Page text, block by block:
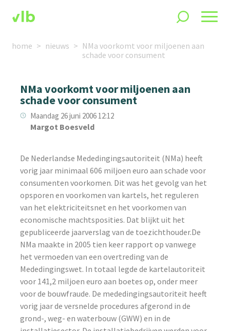
home nieuws
NMa voorkomt voor miljoenen aan
schade voor consument
NMa voorkomt voor miljoenen aan
schade voor consument
Maandag 26 juni 2006 12:12
Margot Boesveld
De Nederlandse Mededingingsautoriteit (NMa) heeft
vorig jaar minimaal 606 miljoen euro aan schade voor
consumenten voorkomen. Dit was het gevolg van het
opsporen en voorkomen van kartels, het reguleren
van het elektriciteitsnet en het voorkomen van
economische machtsposities. Dat blijkt uit het
gepubliceerde jaarverslag van de toezichthouder.De
NMa maakte in 2005 tien keer rapport op vanwege
het vermoeden van een overtreding van de
Mededingingswet. In totaal legde de kartelautoriteit
voor 141,2 miljoen euro aan boetes op, onder meer
voor de bouwfraude. De mededingingsautoriteit heeft
vorig jaar de versnelde procedures afgerond in de
grond-, weg- en waterbouw (GWW) en in de